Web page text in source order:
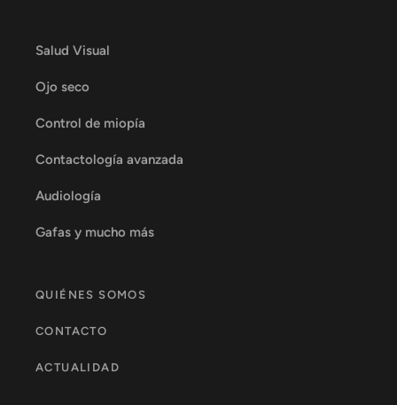
Salud Visual
Ojo seco
Control de miopía
Contactología avanzada
Audiología
Gafas y mucho más
QUIÉNES SOMOS
CONTACTO
ACTUALIDAD